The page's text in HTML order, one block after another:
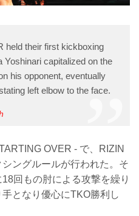
held their first kickboxing
Yoshinari capitalized on the
his opponent, eventually
left elbow to the face.
OVER - で、RIZIN
ングルールが行われた。そ
回もの肘による攻撃を繰り
となり優心にTKO勝利し